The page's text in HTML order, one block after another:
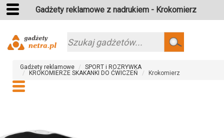
Gadżety reklamowe z nadrukiem - Krokomierz
Szukaj
Gadżety reklamowe
SPORT i ROZRYWKA
KROKOMIERZE SKAKANKI DO ĆWICZEŃ
Krokomierz